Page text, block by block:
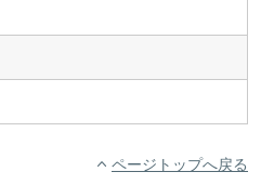
ページトップへ戻る